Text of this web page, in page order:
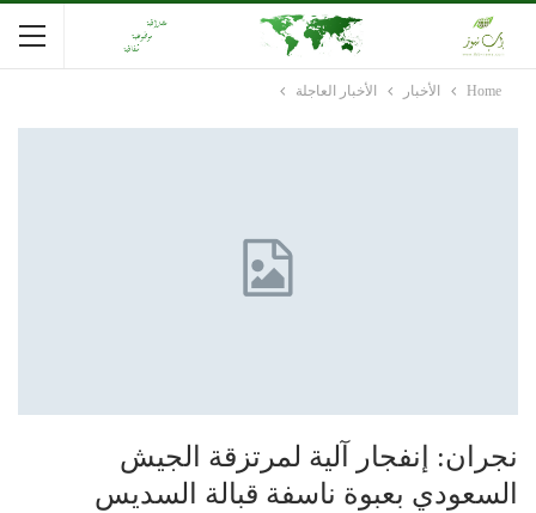
Home الأخبار الأخبار العاجلة
نجران: إنفجار آلية لمرتزقة الجيش
السعودي بعبوة ناسفة قبالة السديس